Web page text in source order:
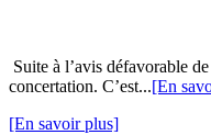
Suite à l’avis défavorable
concertation. C’est...[En
[En savoir plus]